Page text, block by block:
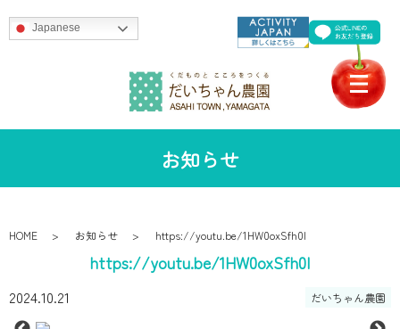
Japanese
お知らせ
HOME お知らせ https://youtu.be/1HW0oxSfh0I
https://youtu.be/1HW0oxSfh0I
2024.10.21 だいちゃん農園